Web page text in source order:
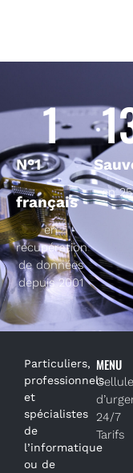
N°1
français
1
en
récupération
de données
depuis 2001
en
Particuliers,
professionnels
et
spécialistes
de
l’informatique
ou de
MENU
Cellule
24/7
Tarifs